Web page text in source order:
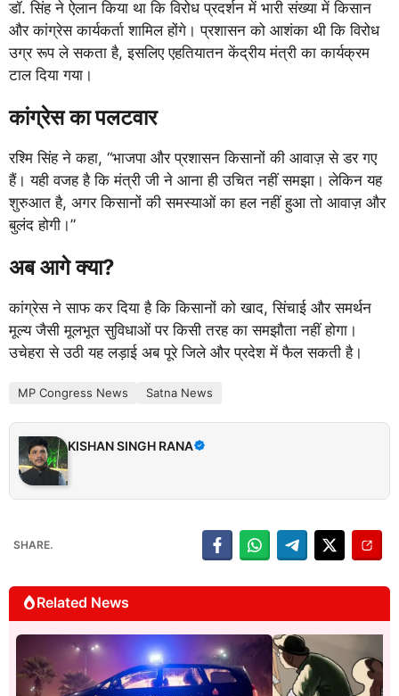
डॉ. सिंह ने ऐलान किया था कि विरोध प्रदर्शन में भारी संख्या में किसान
और कांग्रेस कार्यकर्ता शामिल होंगे। प्रशासन को आशंका थी कि विरोध
उग्र रूप ले सकता है, इसलिए एहतियातन केंद्रीय मंत्री का कार्यक्रम
टाल दिया गया।
कांग्रेस का पलटवार
रश्मि सिंह ने कहा, “भाजपा और प्रशासन किसानों की आवाज़ से डर गए
हैं। यही वजह है कि मंत्री जी ने आना ही उचित नहीं समझा। लेकिन यह
शुरुआत है, अगर किसानों की समस्याओं का हल नहीं हुआ तो आवाज़ और
बुलंद होगी।”
अब आगे क्या?
कांग्रेस ने साफ कर दिया है कि किसानों को खाद, सिंचाई और समर्थन
मूल्य जैसी मूलभूत सुविधाओं पर किसी तरह का समझौता नहीं होगा।
उचेहरा से उठी यह लड़ाई अब पूरे जिले और प्रदेश में फैल सकती है।
MP Congress News Satna News
KISHAN SINGH RANA
SHARE.
Related News